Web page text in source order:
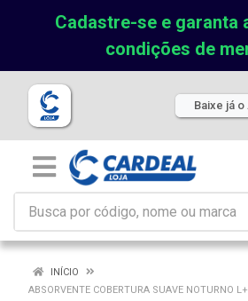
Cadastre-se e garanta
condições de
Baixe já o
INÍCIO
ABSORVENTE COBERTURA SUAVE NOTURNO